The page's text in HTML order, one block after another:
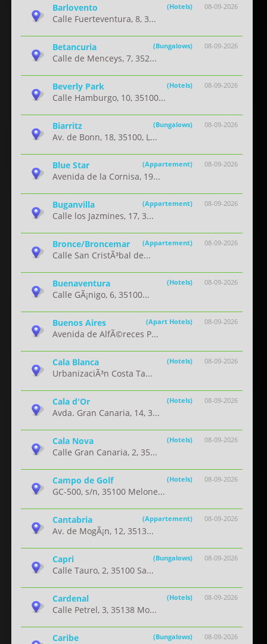
08-09-2026
Barlovento (Hotels)
Calle Fuerteventura, 8, 3...
08-09-2026
Betancuria (Bungalows)
Calle de Menceys, 7, 352...
08-09-2026
Beverly Park (Hotels)
Calle Hamburgo, 10, 35100...
08-09-2026
Biarritz (Bungalows)
Av. de Bonn, 18, 35100, L...
08-09-2026
Blue Star (Appartement)
Avenida de la Cornisa, 19...
08-09-2026
Buganvilla (Appartement)
Calle los Jazmines, 17, 3...
08-09-2026
Bronce/Broncemar (Appartement)
Calle San CristÃ³bal de...
08-09-2026
Buenaventura (Hotels)
Calle GÃ¡nigo, 6, 35100...
08-09-2026
Buenos Aires (Apart Hotels)
Avenida de AlfÃ©reces P...
08-09-2026
Cala Blanca (Hotels)
UrbanizaciÃ³n Costa Ta...
08-09-2026
Cala d'Or (Hotels)
Avda. Gran Canaria, 14, 3...
08-09-2026
Cala Nova (Hotels)
Calle Gran Canaria, 2, 35...
08-09-2026
Campo de Golf (Hotels)
GC-500, s/n, 35100 Melone...
08-09-2026
Cantabria (Appartement)
Av. de MogÃ¡n, 12, 3513...
08-09-2026
Capri (Bungalows)
Calle Tauro, 2, 35100 Sa...
08-09-2026
Cardenal (Hotels)
Calle Petrel, 3, 35138 Mo...
08-09-2026
Caribe (Bungalows)